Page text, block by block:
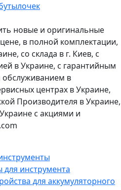
новые и оригинальные
в полной комплектации,
со склада в г. Киев, с
в Украине, с гарантийным
в
центрах в Украине,
Производителя в Украине,
с акциями и
для инструмента
для аккумуляторного